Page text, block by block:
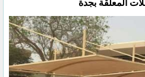
المعلقة بجدة